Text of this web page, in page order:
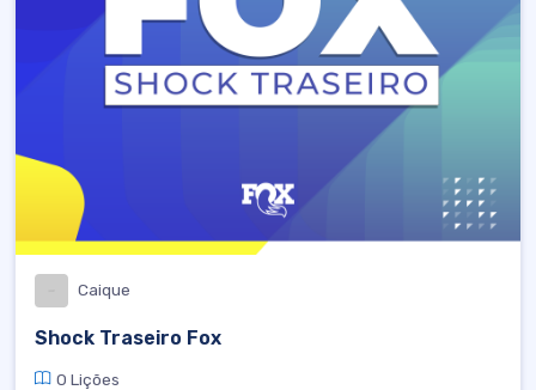
Caique
Shock Traseiro Fox
0 Lições